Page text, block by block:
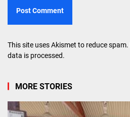
This site uses Akismet to reduce spam.
data is processed.
MORE STORIES